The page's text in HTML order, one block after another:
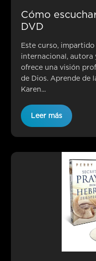
Cómo
DVD
Este curso,
internacional, autora
ofrece una visión
de Dios. Aprende de
Karen...
Leer más